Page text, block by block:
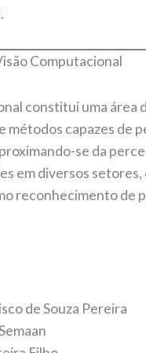
.
Computacional
constitui uma
métodos capazes de
se da
em diversos
reconhecimento de
de Souza Pereira